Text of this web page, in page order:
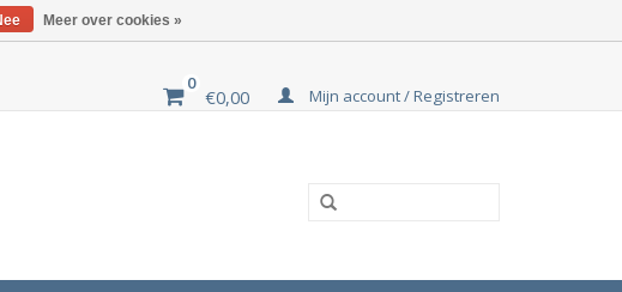
0
€0,00 Mijn account / Registreren
Meer over cookies »